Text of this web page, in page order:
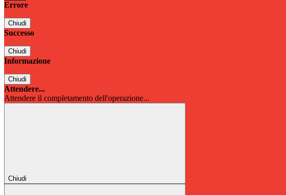
Errore
Chiudi
Successo
Chiudi
Informazione
Chiudi
Attendere...
Attendere il completamento dell'operazione...
Chiudi